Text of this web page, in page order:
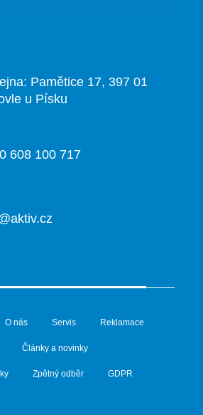
Pamětice 17, 397 01
u Písku
608 100 717
O nás Servis Reklamace
Články a novinky
Zpětný odběr GDPR